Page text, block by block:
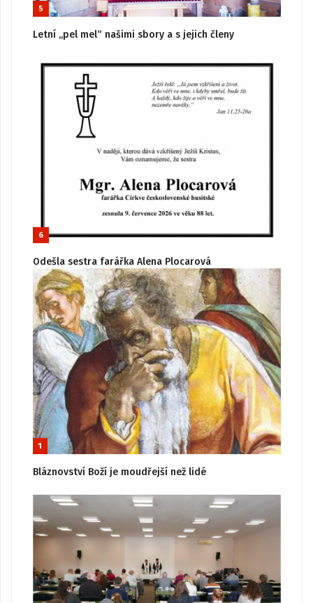
5
Letní „pel mel“ našimi sbory a s jejich členy
6
Odešla sestra farářka Alena Plocarová
1
Bláznovství Boží je moudřejší než lidé